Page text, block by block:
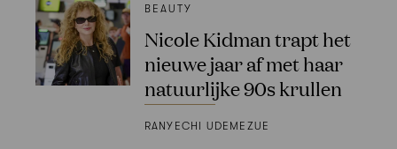
BEAUTY
Nicole Kidman trapt het
nieuwe jaar af met haar
natuurlijke 90s krullen
RANYECHI UDEMEZUE